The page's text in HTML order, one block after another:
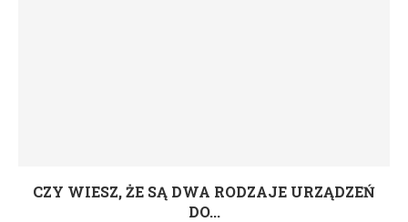
CZY WIESZ, ŻE SĄ DWA RODZAJE URZĄDZEŃ
DO...